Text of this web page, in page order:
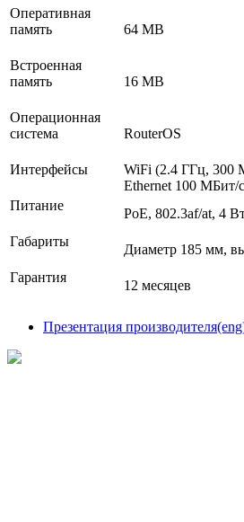
Оперативная
память
64 MB
Встроенная
память
16 MB
Операционная
система
RouterOS
Интерфейсы
WiFi (2.4 ГГц, 300
Ethernet 100 МБит/с
Питание
РоЕ, 802.3af/at, 4
Габариты
Диаметр 185 мм,
Гарантия
12 месяцев
Презентация